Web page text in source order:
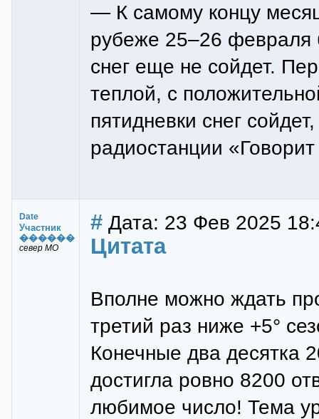
— К самому концу
рубеже 25–26 февраля
снег еще не сойдет.
теплой, с
пятидневки снег
радиостанции
Date
Участник
������
север МО
# Дата: 23 Фев 2025
Цитата
Вполне можно ждать
третий раз ниже +5°
Конечные два десятка
достигла ровно 8200
любимое число! Тема